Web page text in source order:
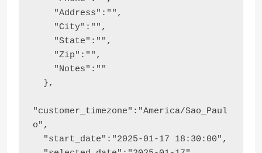
"customer_timezone":"America/Sao_Paul
o",